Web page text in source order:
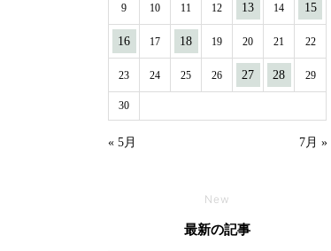
9 10 11 12 13 14 15
16 17 18 19 20 21 22
23 24 25 26 27 28 29
30
« 5月 7月 »
New
最新の記事